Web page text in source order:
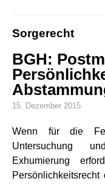
Sorgerecht
BGH:
15. Dezember 2015
Wenn für die
Untersuchung
Exhumierung